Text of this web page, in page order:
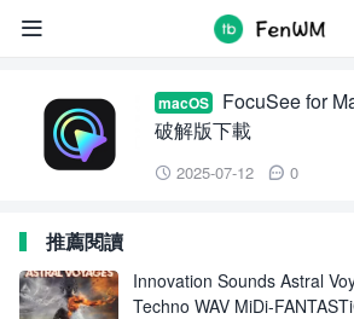

macOS
FocuSee for
破解版下載
 2025-07-12  0
推薦閱讀
Innovation Sounds Astral
Techno WAV MiDi-